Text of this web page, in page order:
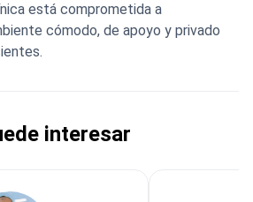
está comprometida a
cómodo, de apoyo y privado
interesar